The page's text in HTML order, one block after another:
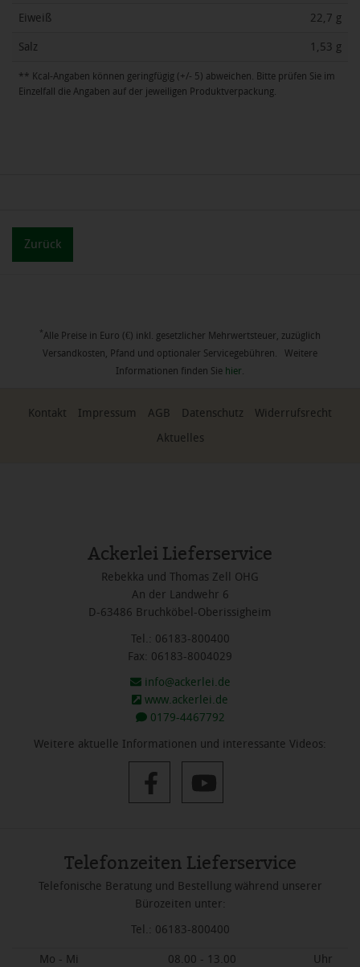
Eiweiß 22,7 g
Salz 1,53 g
** Kcal-Angaben können geringfügig (+/- 5) abweichen. Bitte prüfen Sie im
Einzelfall die Angaben auf der jeweiligen Produktverpackung.
Zurück
* Alle Preise in Euro (€) inkl. gesetzlicher Mehrwertsteuer, zuzüglich
Versandkosten, Pfand und optionaler Servicegebühren. Weitere
Informationen finden Sie hier
Kontakt Impressum AGB Datenschutz
Widerrufsrecht
Aktuelles
Ackerlei Lieferservice
Rebekka und Thomas Zell OHG
An der Landwehr 6
D-63486 Bruchköbel-Oberissigheim
Tel.: 06183-800400
Fax: 06183-8004029
info@ackerlei.de
www.ackerlei.de
0179-4467792
Weitere aktuelle Informationen und interessante Videos:
Telefonzeiten Lieferservice
Telefonische Beratung und Bestellung während unserer
Bürozeiten unter:
Tel.: 06183-800400
Mo - Mi 08.00 - 13.00
Uhr